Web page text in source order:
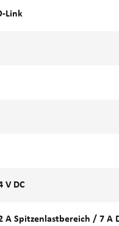
Link
V DC
A Spitzenlastbereich / 7 A